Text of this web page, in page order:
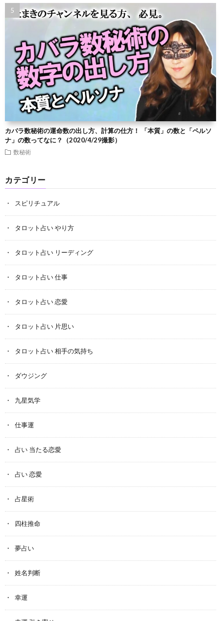
カバラ数秘術の運命数の出し方、計算の仕方！ 「本質」の数と「ペルソ
ナ」の数ってなに？（2020/4/29撮影）
数秘術
カテゴリー
スピリチュアル
タロット占い やり方
タロット占い リーディング
タロット占い 仕事
タロット占い 恋愛
タロット占い 片思い
タロット占い 相手の気持ち
ダウジング
九星気学
仕事運
占い 当たる恋愛
占い 恋愛
占星術
四柱推命
夢占い
姓名判断
幸運